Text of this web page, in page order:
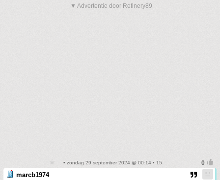
▼ Advertentie door Refinery89
• zondag 29 september 2024 @ 00:14 • 15
marcb1974